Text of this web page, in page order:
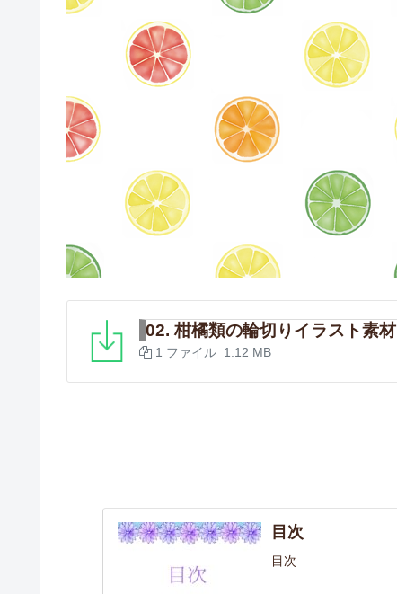
02. 柑橘類の輪切りイラスト素材
1 ファイル 1.12 MB
目次
目次